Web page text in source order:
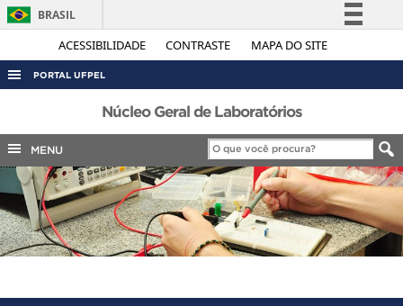
ACESSIBILIDADE CONTRASTE MAPA DO SITE
BRASIL
Simplifique!
Legislação
Canais
PORTAL UFPEL
ACESSO À INFORMAÇÃO
AUDITORIA
COBALTO
CONCURSOS
EDITAIS
INTERNACIONAL
Núcleo Geral de Laboratórios
MENU